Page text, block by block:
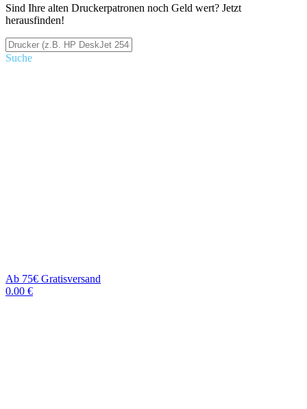
Sind Ihre alten Druckerpatronen noch Geld wert? Jetzt
herausfinden!
Suche
Ab 75€ Gratisversand
0.00 €